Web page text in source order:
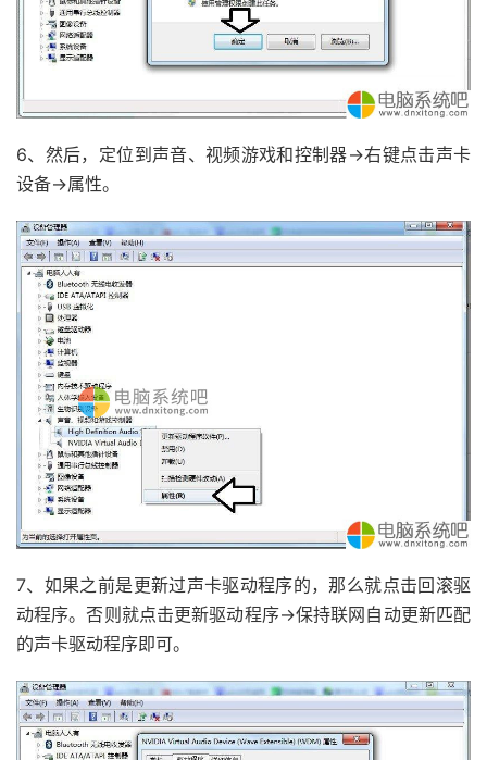
6、然后，定位到声音、视频游戏和控制器→右键点击声卡
设备→属性。
7、如果之前是更新过声卡驱动程序的，那么就点击回滚驱
动程序。否则就点击更新驱动程序→保持联网自动更新匹配
的声卡驱动程序即可。